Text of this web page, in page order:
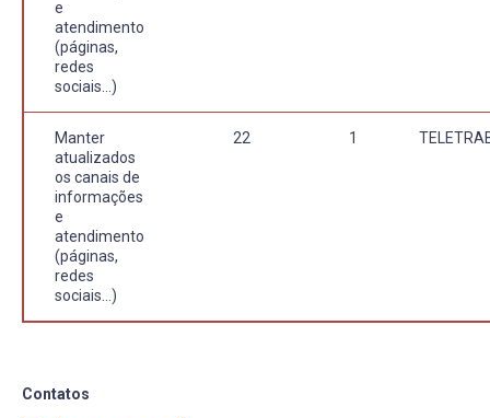
e
atendimento
(páginas,
redes
sociais...)
Manter
atualizados
os canais de
informações
e
atendimento
(páginas,
redes
sociais...)
22 1
Contatos